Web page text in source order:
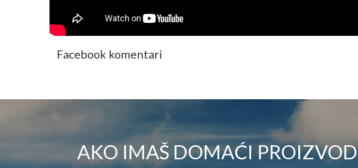
Facebook komentari
AKO IMAŠ DOMAĆI PROIZVOD